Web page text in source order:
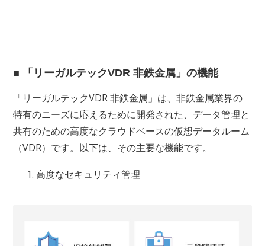
■ 「リーガルテックVDR 非鉄金属」の機能
「リーガルテックVDR 非鉄金属」は、非鉄金属業界の
特有のニーズに応えるために開発された、データ管理と
共有のための高度なクラウドベースの仮想データルーム
（VDR）です。以下は、その主要な機能です。
1. 高度なセキュリティ管理